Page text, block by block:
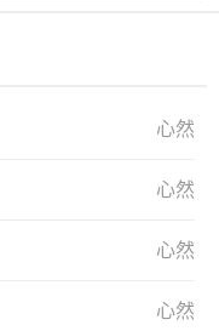
心然
心然
心然
心然